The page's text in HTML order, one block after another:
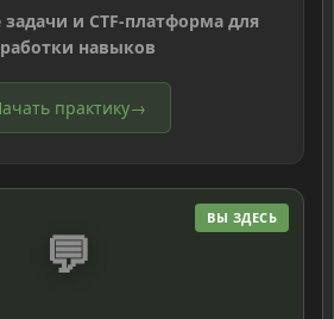
и CTF-платформа для
навыков
практику→
ВЫ ЗДЕСЬ
💬